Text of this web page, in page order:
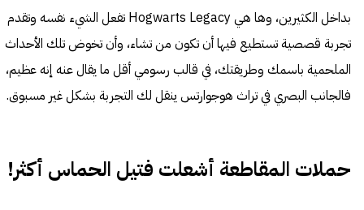
بداخل الكثيرين، وها هي Hogwarts Legacy تفعل الشيء نفسه وتقدم
تجربة قصصية تستطيع فيها أن تكون من تشاء، وأن تخوض تلك الأحداث
الملحمية باسمك وطريقتك، في قالب رسومي أقل ما يقال عنه إنه عظيم،
فالجانب البصري في تراث هوجوارتس ينقل لك التجربة بشكل غير مسبوق.
حملات المقاطعة أشعلت فتيل الحماس أكثر!